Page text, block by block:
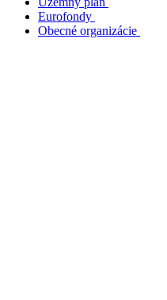
Eurofondy
Obecné organizácie